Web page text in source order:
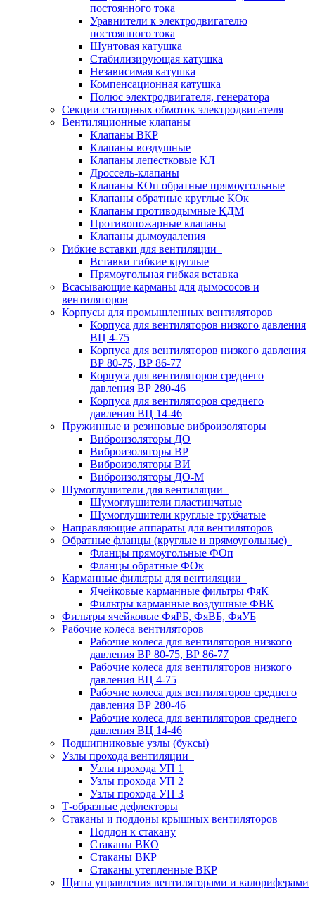
постоянного тока
Уравнители к электродвигателю
постоянного тока
Шунтовая катушка
Стабилизирующая катушка
Независимая катушка
Компенсационная катушка
Полюс электродвигателя, генератора
Секции статорных обмоток электродвигателя
Вентиляционные клапаны
Клапаны ВКР
Клапаны воздушные
Клапаны лепестковые КЛ
Дроссель-клапаны
Клапаны КОп обратные прямоугольные
Клапаны обратные круглые КОк
Клапаны противодымные КДМ
Противопожарные клапаны
Клапаны дымоудаления
Гибкие вставки для вентиляции
Вставки гибкие круглые
Прямоугольная гибкая вставка
Всасывающие карманы для дымососов и
вентиляторов
Корпусы для промышленных вентиляторов
Корпуса для вентиляторов низкого давления
ВЦ 4-75
Корпуса для вентиляторов низкого давления
ВР 80-75, ВР 86-77
Корпуса для вентиляторов среднего
давления ВР 280-46
Корпуса для вентиляторов среднего
давления ВЦ 14-46
Пружинные и резиновые виброизоляторы
Виброизоляторы ДО
Виброизоляторы ВР
Виброизоляторы ВИ
Виброизоляторы ДО-М
Шумоглушители для вентиляции
Шумоглушители пластинчатые
Шумоглушители круглые трубчатые
Направляющие аппараты для вентиляторов
Обратные фланцы (круглые и прямоугольные)
Фланцы прямоугольные ФОп
Фланцы обратные ФОк
Карманные фильтры для вентиляции
Ячейковые карманные фильтры ФяК
Фильтры карманные воздушные ФВК
Фильтры ячейковые ФяРБ, ФяВБ, ФяУБ
Рабочие колеса вентиляторов
Рабочие колеса для вентиляторов низкого
давления ВР 80-75, ВР 86-77
Рабочие колеса для вентиляторов низкого
давления ВЦ 4-75
Рабочие колеса для вентиляторов среднего
давления ВР 280-46
Рабочие колеса для вентиляторов среднего
давления ВЦ 14-46
Подшипниковые узлы (буксы)
Узлы прохода вентиляции
Узлы прохода УП 1
Узлы прохода УП 2
Узлы прохода УП 3
Т-образные дефлекторы
Стаканы и поддоны крышных вентиляторов
Поддон к стакану
Стаканы ВКО
Стаканы ВКР
Стаканы утепленные ВКР
Щиты управления вентиляторами и калориферами